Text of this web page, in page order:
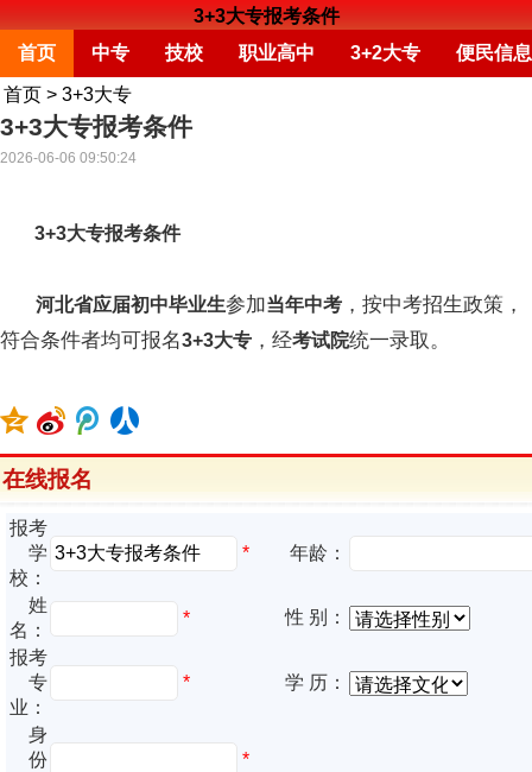
3+3大专报考条件
首页
中专 技校 职业高中 3+2大专 便民信息
首页 > 3+3大专
3+3大专报考条件
2026-06-06 09:50:24
3+3大专报考条件
河北省应届初中毕业生参加当年中考 ，按中考招生政策，
符合条件者均可报名3+3大专 ，经考试院统一录取。
在线报名
报考
学
校：
* 年龄：
姓
名：
*
性 别：
报考
专
业：
* 学 历：
身
份
*